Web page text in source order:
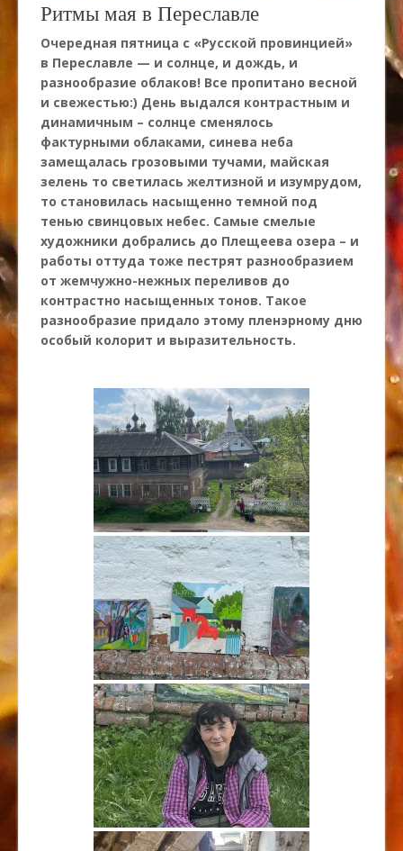
Ритмы мая в Переславле
Очередная пятница с «Русской провинцией»
в Переславле — и солнце, и дождь, и
разнообразие облаков! Все пропитано весной
и свежестью:) День выдался контрастным и
динамичным – солнце сменялось
фактурными облаками, синева неба
замещалась грозовыми тучами, майская
зелень то светилась желтизной и изумрудом,
то становилась насыщенно темной под
тенью свинцовых небес. Самые смелые
художники добрались до Плещеева озера – и
работы оттуда тоже пестрят разнообразием
от жемчужно-нежных переливов до
контрастно насыщенных тонов. Такое
разнообразие придало этому пленэрному дню
особый колорит и выразительность.